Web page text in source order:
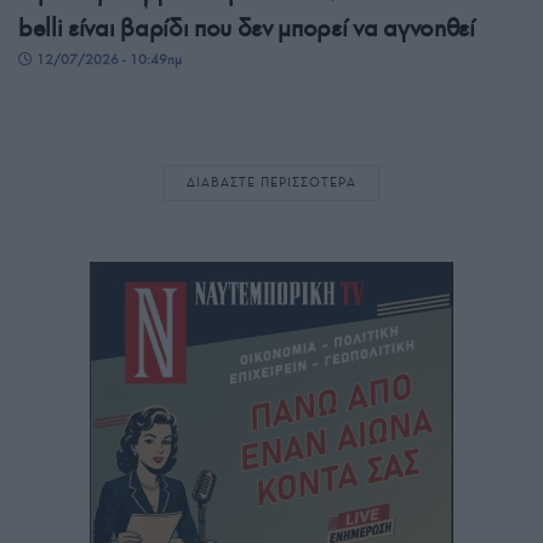
belli είναι βαρίδι που δεν μπορεί να αγνοηθεί
12/07/2026 - 10:49πμ
ΔΙΑΒΑΣΤΕ ΠΕΡΙΣΣΟΤΕΡΑ